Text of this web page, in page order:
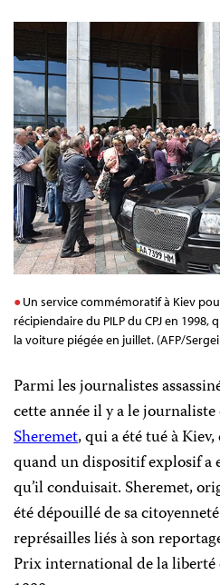
Un service commémoratif à Kiev
récipiendaire du PILP du CPJ en
la voiture piégée en juillet. (AFP/
Parmi les journalistes
cette année il y a le
Sheremet, qui a été tué à
quand un dispositif explosif a
qu’il conduisait. Sheremet,
été dépouillé de sa
représailles liés à son
Prix international de la liberté